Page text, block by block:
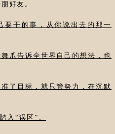
好友。
要干的事，从你说出去的那一
爪告诉全世界自己的想法，也
了目标，就只管努力，在沉默
入“误区”。